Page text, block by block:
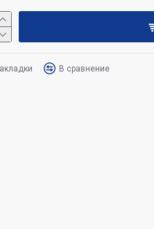
В сравнение